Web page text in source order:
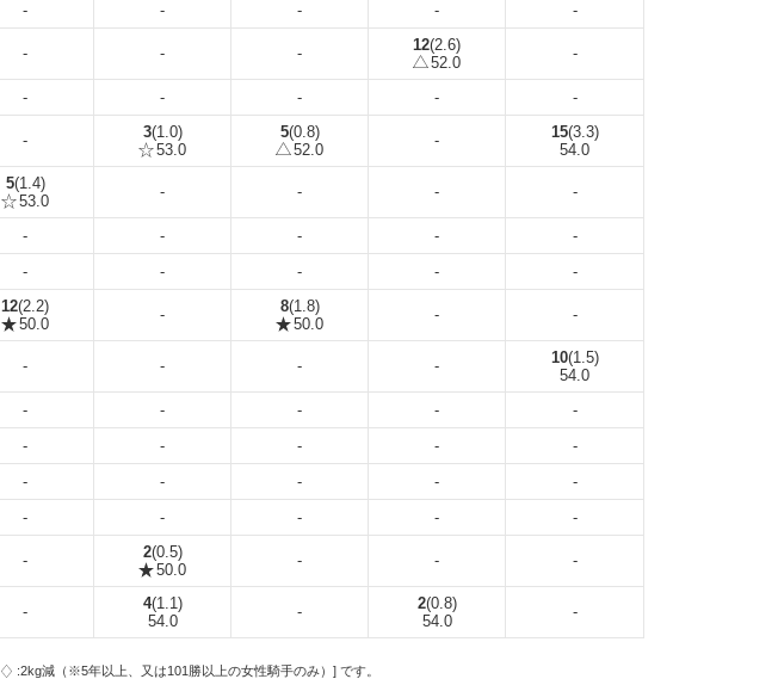
- - - - -
- - - 12(2.6)
52.0
-
- - - - -
- 3(1.0)
53.0
5(0.8)
52.0
- 15(3.3)
54.0
5(1.4)
53.0
- - - -
- - - - -
- - - - -
12(2.2)
50.0
- 8(1.8)
50.0
- -
- - - - 10(1.5)
54.0
- - - - -
- - - - -
- - - - -
- - - - -
- 2(0.5)
50.0
- - -
- 4(1.1)
54.0
- 2(0.8)
54.0
-
:2kg減（※5年以上、又は101勝以上の女性騎手のみ）] です。